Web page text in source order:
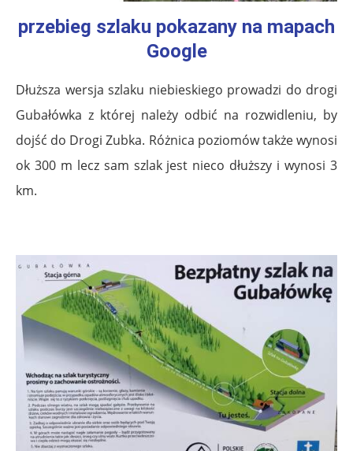
przebieg szlaku pokazany na mapach
Google
Dłuższa wersja szlaku niebieskiego prowadzi do drogi
Gubałówka z której należy odbić na rozwidleniu, by
dojść do Drogi Zubka. Różnica poziomów także wynosi
ok 300 m lecz sam szlak jest nieco dłuższy i wynosi 3
km.